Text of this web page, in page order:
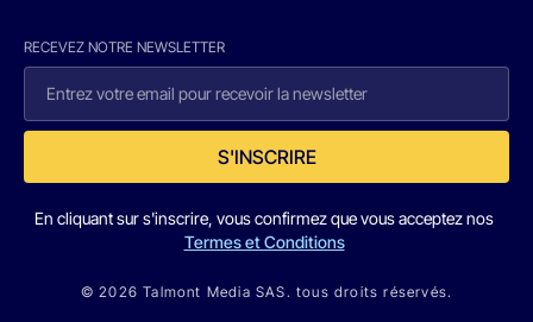
RECEVEZ NOTRE NEWSLETTER
S'INSCRIRE
En cliquant sur s'inscrire, vous confirmez que vous acceptez nos
Termes et Conditions
© 2026 Talmont Media SAS. tous droits réservés.